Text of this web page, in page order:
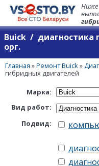
Ниже
Buick / диагностика
орг.
Главная »Ремонт Buick»
гибридных двигателей
Марка:
Вид работ:
Подвид: